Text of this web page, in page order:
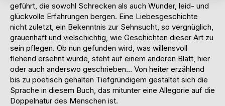
geführt, die sowohl Schrecken als auch Wunder, leid- und
glückvolle Erfahrungen bergen. Eine Liebesgeschichte
nicht zuletzt, ein Bekenntnis zur Sehnsucht, so vergnüglich,
grauenhaft und vielschichtig, wie Geschichten dieser Art zu
sein pflegen. Ob nun gefunden wird, was willensvoll
flehend ersehnt wurde, steht auf einem anderen Blatt, hier
oder auch anderswo geschrieben... Von heiter erzählend
bis zu poetisch gehalten Tiefgründigem gestaltet sich die
Sprache in diesem Buch, das mitunter eine Allegorie auf die
Doppelnatur des Menschen ist.